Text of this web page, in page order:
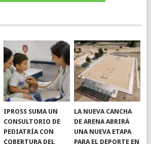
IPROSS SUMA UN
CONSULTORIO DE
PEDIATRÍA CON
COBERTURA DEL
LA NUEVA CANCHA
DE ARENA ABRIRÁ
UNA NUEVA ETAPA
PARA EL DEPORTE EN